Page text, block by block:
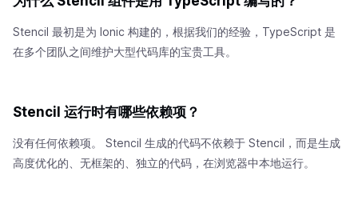
Stencil 最初是为 Ionic 构建的，根据我们的经验，TypeScript 是
在多个团队之间维护大型代码库的宝贵工具。
Stencil 运行时有哪些依赖项？
没有任何依赖项。 Stencil 生成的代码不依赖于 Stencil，而是生成
高度优化的、无框架的、独立的代码，在浏览器中本地运行。